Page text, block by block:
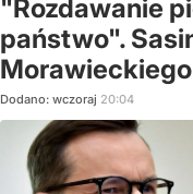
"Rozdawanie
państwo".
Morawieckiego
Dodano: wczoraj 20:04